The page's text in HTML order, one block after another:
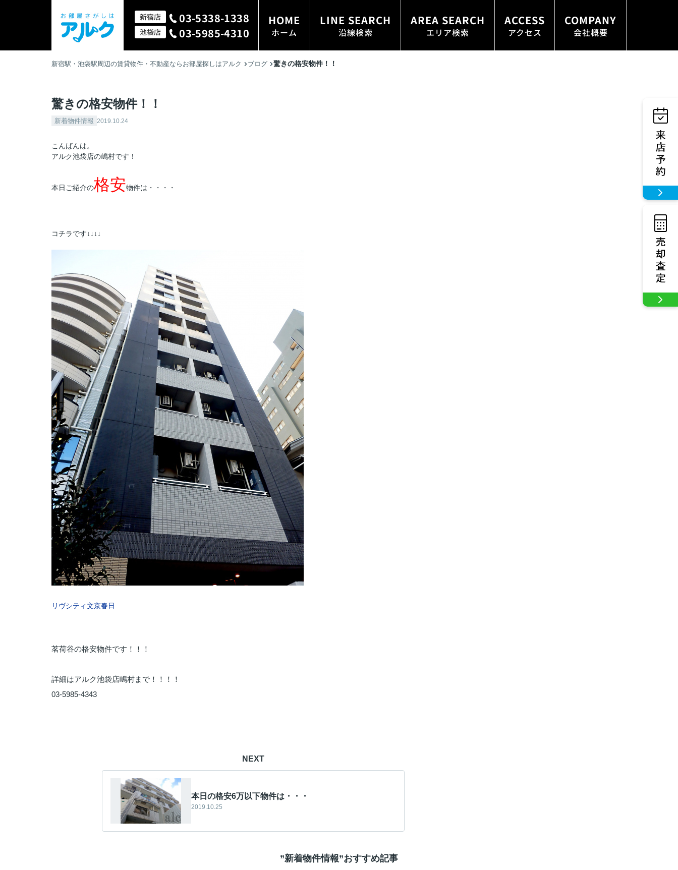
新宿店 03-5338-1338
池袋店 03-5985-4310
HOME
ホーム
LINE SEARCH
沿線検索
AREA SEARCH
エリア検索
ACCESS
アクセス
COMPANY
会社概要
新宿駅・池袋駅周辺の賃貸物件・不動産ならお部屋探しはアルク ブログ 驚きの格安物件！！
驚きの格安物件！！
新着物件情報 2019.10.24
こんばんは。
アルク池袋店の嶋村です！
本日ご紹介の格安物件は・・・・
コチラです↓↓ ↓↓
リヴシティ文京春日
茗荷谷の格安物件です！！！
詳細はアルク池袋店嶋村まで！！！！
03-5985-4343
NEXT
本日の格安6万以下物件は・・・
2019.10.25
”新着物件情報”おすすめ記事